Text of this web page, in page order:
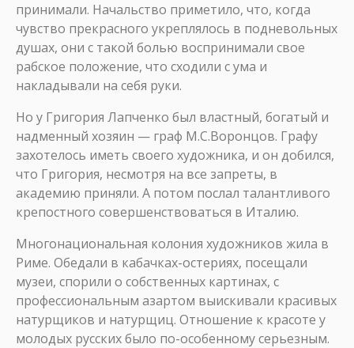
принимали. Начальство приметило, что, когда
чувство прекрасного укреплялось в подневольных
душах, они с такой болью воспринимали свое
рабское положение, что сходили с ума и
накладывали на себя руки.
Но у Григория Лапченко был властный, богатый и
надменный хозяин — граф М.С.Воронцов. Графу
захотелось иметь своего художника, и он добился,
что Григория, несмотря на все запреты, в
академию приняли. А потом послал талантливого
крепостного совершенствоваться в Италию.
Многонациональная колония художников жила в
Риме. Обедали в кабачках-остериях, посещали
музеи, спорили о собственных картинах, с
профессиональным азартом выискивали красивых
натурщиков и натурщиц. Отношение к красоте у
молодых русских было по-особенному серьезным.